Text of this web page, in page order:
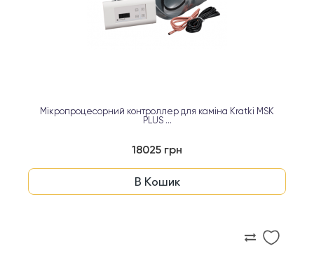
Мікропроцесорний контроллер для каміна Kratki MSK
PLUS ...
18025 грн
В Кошик